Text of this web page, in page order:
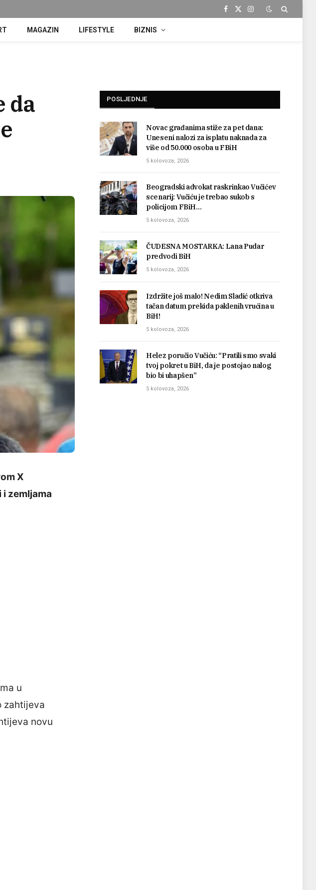
Facebook
X
Instagram
MAGAZIN LIFESTYLE BIZNIS
da
X
zemljama
u
zahtijeva
novu
POSLJEDNJE
Novac građanima stiže za pet dana:
Uneseni nalozi za isplatu naknada za
više od 50.000 osoba u FBiH
5 kolovoza, 2026
Beogradski advokat raskrinkao Vučićev
scenarij: Vučiću je trebao sukob s
policijom FBiH…
5 kolovoza, 2026
ČUDESNA MOSTARKA: Lana Pudar
predvodi BiH
5 kolovoza, 2026
Izdržite još malo! Nedim Sladić otkriva
tačan datum prekida paklenih vrućina u
BiH!
5 kolovoza, 2026
Helez poručio Vučiću: “Pratili smo svaki
tvoj pokret u BiH, da je postojao nalog
bio bi uhapšen”
5 kolovoza, 2026